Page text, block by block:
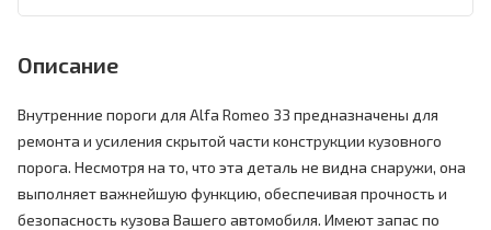
Описание
Внутренние пороги для Alfa Romeo 33 предназначены для
ремонта и усиления скрытой части конструкции кузовного
порога. Несмотря на то, что эта деталь не видна снаружи, она
выполняет важнейшую функцию, обеспечивая прочность и
безопасность кузова Вашего автомобиля. Имеют запас по